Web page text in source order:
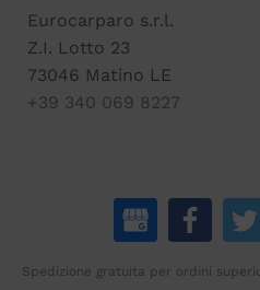
Eurocarparo s.r.l.
Z.I. Lotto 23
73046 Matino LE
+39 340 069 8227
Spedizione gratuita per ordini